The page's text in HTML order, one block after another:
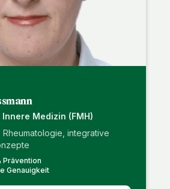
Medizin (FMH)
integrative
Prävention
Genauigkeit